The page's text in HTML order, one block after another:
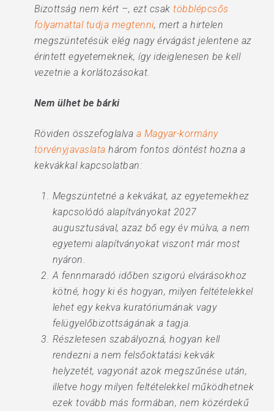
Bizottság nem kért –, ezt csaktöbblépcsős
folyamattal tudja megtenni, mert a hirtelen
megszüntetésük elég nagy érvágást jelentene az
érintett egyetemeknek, így ideiglenesen be kell
vezetnie a korlátozásokat.
Nem ülhet be bárki
Röviden összefoglalva a Magyar-kormány
törvényjavaslata három fontos döntést hozna a
kekvákkal kapcsolatban:
Megszüntetné a kekvákat, az egyetemekhez
kapcsolódó alapítványokat 2027
augusztusával, azaz bő egy év múlva, a nem
egyetemi alapítványokat viszont már most
nyáron.
A fennmaradó időben szigorú elvárásokhoz
kötné, hogy ki és hogyan, milyen feltételekkel
lehet egy kekva kuratóriumának vagy
felügyelőbizottságának a tagja.
Részletesen szabályozná, hogyan kell
rendezni a nem felsőoktatási kekvák
helyzetét, vagyonát azok megszűnése után,
illetve hogy milyen feltételekkel működhetnek
ezek tovább más formában, nem közérdekű